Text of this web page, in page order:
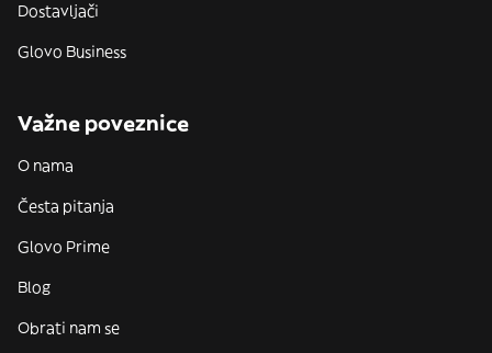
Dostavljači
Glovo Business
Važne poveznice
O nama
Česta pitanja
Glovo Prime
Blog
Obrati nam se